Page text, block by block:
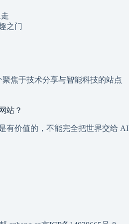
之门
聚焦于技术分享与智能科技的站点
站？
有价值的，不能完全把世界交给 AI